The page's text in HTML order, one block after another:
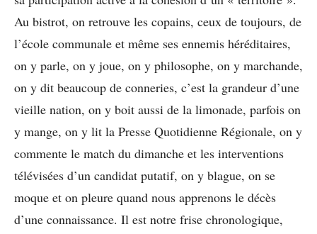
Au bistrot, on retrouve les copains, ceux de toujours, de
l’école communale et même ses ennemis héréditaires,
on y parle, on y joue, on y philosophe, on y marchande,
on y dit beaucoup de conneries, c’est la grandeur d’une
vieille nation, on y boit aussi de la limonade, parfois on
y mange, on y lit la Presse Quotidienne Régionale, on y
commente le match du dimanche et les interventions
télévisées d’un candidat putatif, on y blague, on se
moque et on pleure quand nous apprenons le décès
d’une connaissance. Il est notre frise chronologique,